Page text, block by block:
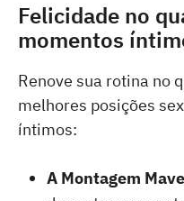
Felicidade no
momentos
Renove sua rotina no
melhores posições
íntimos:
A Montagem